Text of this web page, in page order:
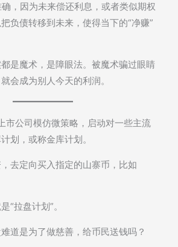
，因为未来偿还利息，或者类似期权
负债转移到未来，使得当下的“净赚”
是魔术，是障眼法。被魔术骗过眼睛
会成为别人今天的利润。
市公司模仿微策略，启动对一些主流
划，或称金库计划。
去定向买入指定的山寨币，比如
“拉盘计划”。
道是为了做慈善，给币民送钱吗？